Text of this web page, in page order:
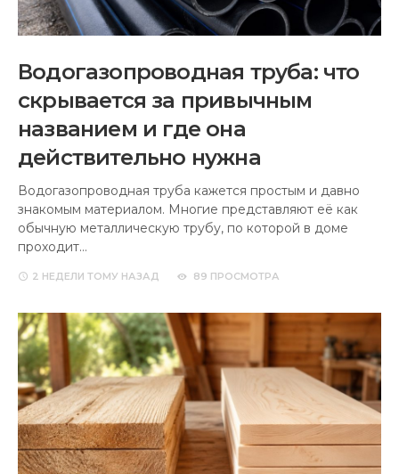
Водогазопроводная труба: что
скрывается за привычным
названием и где она
действительно нужна
Водогазопроводная труба кажется простым и давно
знакомым материалом. Многие представляют её как
обычную металлическую трубу, по которой в доме
проходит…
2 НЕДЕЛИ ТОМУ НАЗАД 89 ПРОСМОТРА